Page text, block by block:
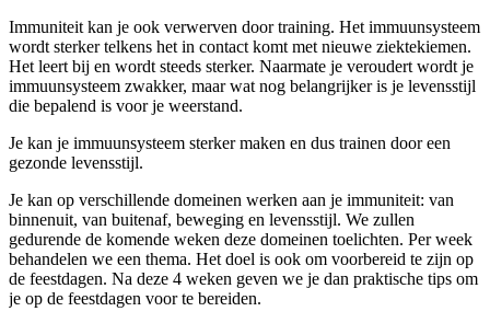
Immuniteit kan je ook verwerven door training. Het immuunsysteem
wordt sterker telkens het in contact komt met nieuwe ziektekiemen.
Het leert bij en wordt steeds sterker. Naarmate je veroudert wordt je
immuunsysteem zwakker, maar wat nog belangrijker is je levensstijl
die bepalend is voor je weerstand.
Je kan je immuunsysteem sterker maken en dus trainen door een
gezonde levensstijl.
Je kan op verschillende domeinen werken aan je immuniteit: van
binnenuit, van buitenaf, beweging en levensstijl. We zullen
gedurende de komende weken deze domeinen toelichten. Per week
behandelen we een thema. Het doel is ook om voorbereid te zijn op
de feestdagen. Na deze 4 weken geven we je dan praktische tips om
je op de feestdagen voor te bereiden.